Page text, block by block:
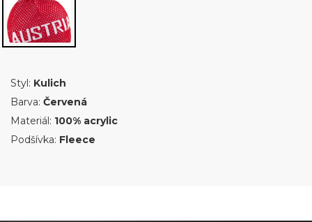
Styl: Kulich
Barva: Červená
Materiál: 100% acrylic
Podšívka: Fleece